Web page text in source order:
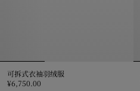
可拆式衣袖羽绒服
¥6,750.00